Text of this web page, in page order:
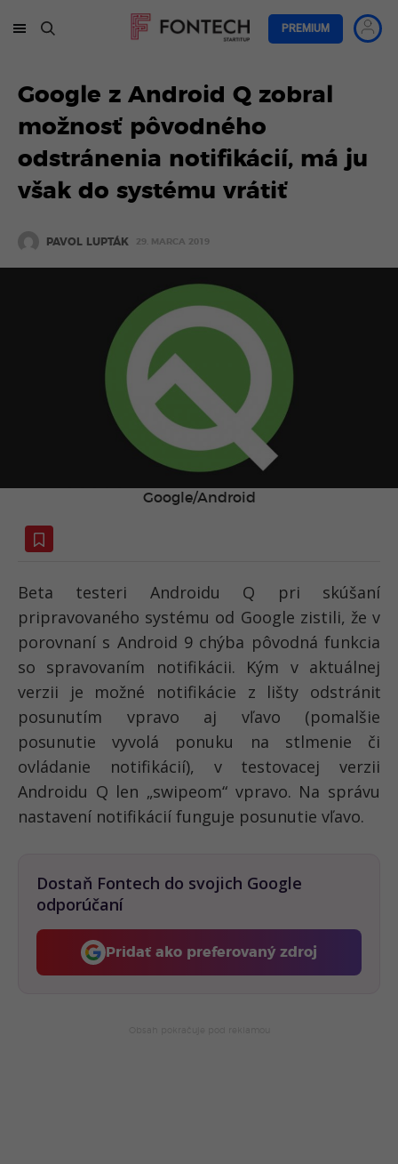
PREMIUM
Google z Android Q zobral
možnosť pôvodného
odstránenia notifikácií, má ju
však do systému vrátiť
PAVOL LUPTÁK 29. MARCA 2019
Google/Android
Beta testeri Androidu Q pri skúšaní
pripravovaného systému od Google zistili, že v
porovnaní s Android 9 chýba pôvodná funkcia
so spravovaním notifikácii. Kým v aktuálnej
verzii je možné notifikácie z lišty odstrániť
posunutím vpravo aj vľavo (pomalšie
posunutie vyvolá ponuku na stlmenie či
ovládanie notifikácií), v testovacej verzii
Androidu Q len „swipeom“ vpravo. Na správu
nastavení notifikácií funguje posunutie vľavo.
Dostaň Fontech do svojich Google
odporúčaní
Pridať ako preferovaný zdroj
Fontech, odkaz sa otvorí v